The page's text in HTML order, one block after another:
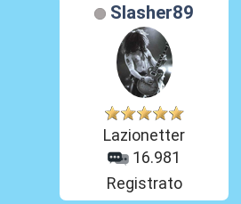
Slasher89
Lazionetter
16.981
Registrato